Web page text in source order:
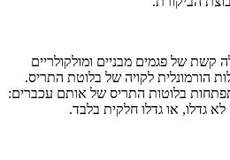
קשת של פגמים מבניים ומולקולריים
הורמונלית לקויה של בלוטת התריס.
בלוטות התריס של אותם עכברים:
גדלו, או גדלו חלקית בלבד.